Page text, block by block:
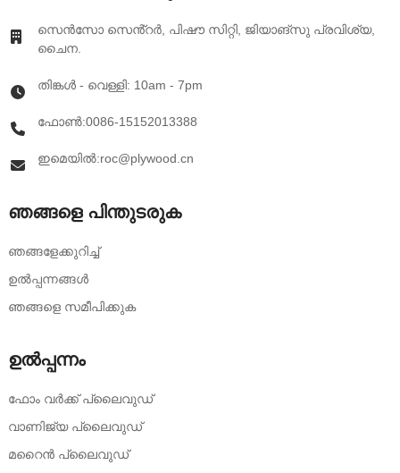
സെൻസോ സെൻ്റർ, പിഷൗ സിറ്റി, ജിയാങ്‌സു പ്രവിശ്യ,
ചൈന.
തിങ്കൾ - വെള്ളി: 10am - 7pm
ഫോൺ:0086-15152013388
ഇമെയിൽ:roc@plywood.cn
ഞങ്ങളെ പിന്തുടരുക
ഞങ്ങളേക്കുറിച്ച്
ഉൽപ്പന്നങ്ങൾ
ഞങ്ങളെ സമീപിക്കുക
ഉൽപ്പന്നം
ഫോം വർക്ക് പ്ലൈവുഡ്
വാണിജ്യ പ്ലൈവുഡ്
മറൈൻ പ്ലൈവുഡ്